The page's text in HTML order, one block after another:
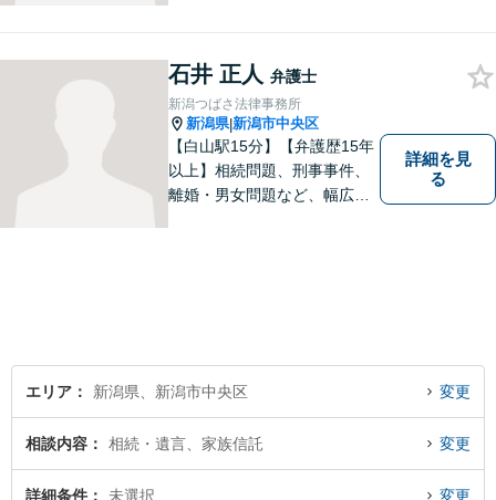
石井 正人 弁護士
新潟つばさ法律事務所
新潟県|新潟市中央区
【白山駅15分】【弁護歴15年
以上】相続問題、刑事事件、
離婚・男女問題など、幅広い
詳細を見
る
エリア 新潟県、新潟市中央区 変更
相談内容 相続・遺言、家族信託 変更
詳細条件 未選択 変更